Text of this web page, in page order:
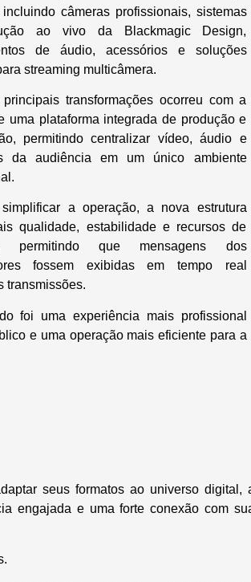
incluindo câmeras profissionais, sistemas
ao vivo da Blackmagic Design,
de áudio, acessórios e soluções
streaming multicâmera.
transformações ocorreu com a
uma plataforma integrada de produção e
permitindo centralizar vídeo, áudio e
da audiência em um único ambiente
a operação, a nova estrutura
qualidade, estabilidade e recursos de
permitindo que mensagens dos
fossem exibidas em tempo real
transmissões.
foi uma experiência mais profissional
e uma operação mais eficiente para a
seus formatos ao universo digital,
engajada e uma forte conexão com